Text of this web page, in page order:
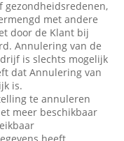
gezondheidsredenen,
met andere
door de Klant bij
Annulering van de
is slechts mogelijk
dat Annulering van
is.
te annuleren
meer beschikbaar